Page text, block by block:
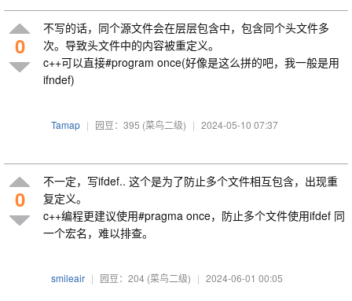
0
不写的话，同个源文件会在层层包含中，包含同个头文件多
次。导致头文件中的内容被重定义。
c++可以直接#program once(好像是这么拼的吧，我一般是用
ifndef)
Tamap | 园豆：395 (菜鸟二级) | 2024-05-10 07:37
0
不一定，写ifdef.. 这个是为了防止多个文件相互包含，出现重
复定义。
c++编程更建议使用#pragma once，防止多个文件使用ifdef 同
一个宏名，难以排查。
smileair | 园豆：204 (菜鸟二级) | 2024-06-01 00:05